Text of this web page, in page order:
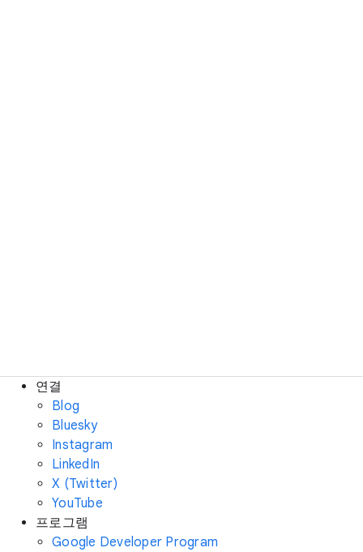
연결
Blog
Bluesky
Instagram
LinkedIn
X (Twitter)
YouTube
프로그램
Google Developer Program